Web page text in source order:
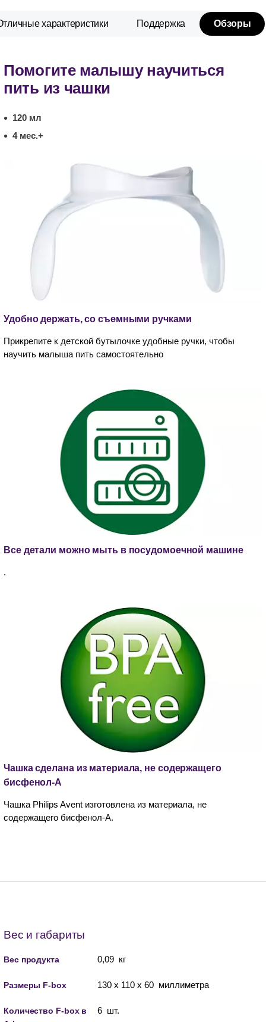
характеристики Поддержка Обзоры
Помогите малышу научиться
пить из чашки
120 мл
4 мес.+
Удобно держать, со съемными ручками
Прикрепите к детской бутылочке удобные ручки, чтобы
научить малыша пить самостоятельно
Все детали можно мыть в посудомоечной машине
.
Чашка сделана из материала, не содержащего
бисфенол-А
Чашка Philips Avent изготовлена из материала, не
содержащего бисфенол-А.
Вес и габариты
Вес продукта 0,09 кг
Размеры F-box 130 x 110 x 60 миллиметра
Количество F-box в
6 шт.